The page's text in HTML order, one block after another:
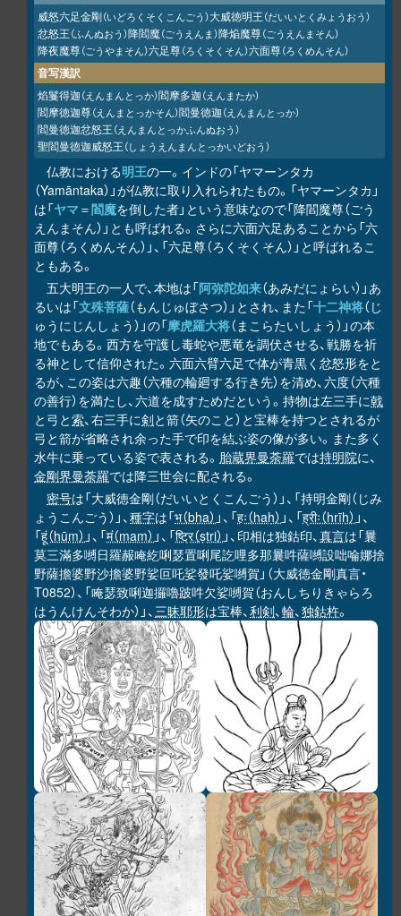
威怒六足金剛（いどろくそくこんごう）大威徳明王（だいいとくみょうおう）
忿怒王（ふんぬおう）降閻魔（ごうえんま）降焔魔尊（ごうえんまそん）
降夜魔尊（ごうやまそん）六足尊（ろくそくそん）六面尊（ろくめんそん）
音写漢訳
焰鬘得迦（えんまんとっか）閻摩多迦（えんまたか）
閻摩徳迦尊（えんまとっかそん）閻曼徳迦（えんまんとっか）
閻曼徳迦忿怒王（えんまんとっかふんぬおう）
聖閻曼徳迦威怒王（しょうえんまんとっかいどおう）
仏教における明王の一。インドの「ヤマーンタカ
（Yamāntaka）」が仏教に取り入れられたもの。「ヤマーンタカ」
は「ヤマ ＝閻魔を倒した者」という意味なので「降閻魔尊（ごう
えんまそん）」とも呼ばれる。さらに六面六足あることから「六
面尊（ろくめんそん）」、「六足尊（ろくそくそん）」と呼ばれるこ
ともある。
五大明王の一人で、本地は「阿弥陀如来（あみだにょらい）」あ
るいは「文殊菩薩（もんじゅぼさつ）」とされ、また「十二神将（じ
ゅうにじんしょう）」の「摩虎羅大将（まこらたいしょう）」の本
地でもある。西方を守護し毒蛇や悪竜を調伏させる、戦勝を祈
る神として信仰された。六面六臂六足で体が青黒く忿怒形をと
るが、この姿は六趣（六種の輪廻する行き先）を清め、六度（六種
の善行）を満たし、六道を成すためだという。持物は左三手に戟
と弓と索、右三手に剣と箭（矢のこと）と宝棒を持つとされるが
弓と箭が省略され余った手で印を結ぶ姿の像が多い。また多く
水牛に乗っている姿で表される。 胎蔵界曼荼羅では持明院に、
金剛界曼荼羅では降三世会に配される。
密号は「大威徳金剛（だいいとくこんごう）」、「持明金剛（じみ
ょうこんごう）」、種字は「भ（bha） 」、「हः（haḥ） 」、「ह्रीः（hrīḥ） 」、
「हूं（hūṃ） 」、「मं（maṃ） 」、「ष्ट्रि（ṣṭri） 」、印相は独鈷印、真言は「曩
莫三滿多嚩日羅赧唵紇唎瑟置唎尾訖哩多那曩吽薩嚩設咄㖮娜捨
野薩擔婆野沙擔婆野娑叵吒娑發吒娑嚩賀」（大威徳金剛真言・
T0852）、「唵瑟致唎迦攞嚕跛吽欠娑嚩賀（おんしちりきゃらろ
はうんけんそわか）」、三昧耶形は宝棒、利剣、輪、独鈷杵。